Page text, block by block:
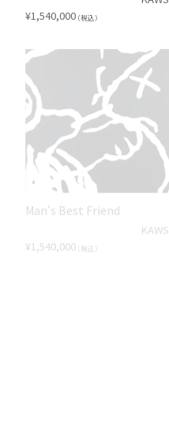
¥1,540,000 （税込）
Man's Best Friend